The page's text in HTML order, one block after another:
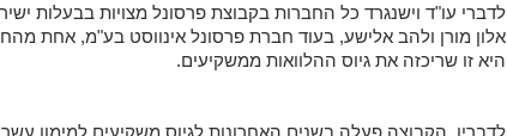
לדברי עו"ד וישנגרד כל החברות בקבוצת פרסונל מצויות בבעלות
אלון מורן ולהב אלישע, בעוד חברת פרסונל אינווסט בע"מ, אחת
היא זו שריכזה את גיוס ההלוואות ממשקיעים.
לדבריו, הקבוצה פעלה בשנים האחרונות לגיוס משקיעים למימון